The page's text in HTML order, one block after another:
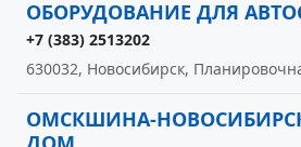
ОБОРУДОВАНИЕ ДЛЯ
+7 (383) 2513202
630032, Новосибирск,
ОМСКШИНА-